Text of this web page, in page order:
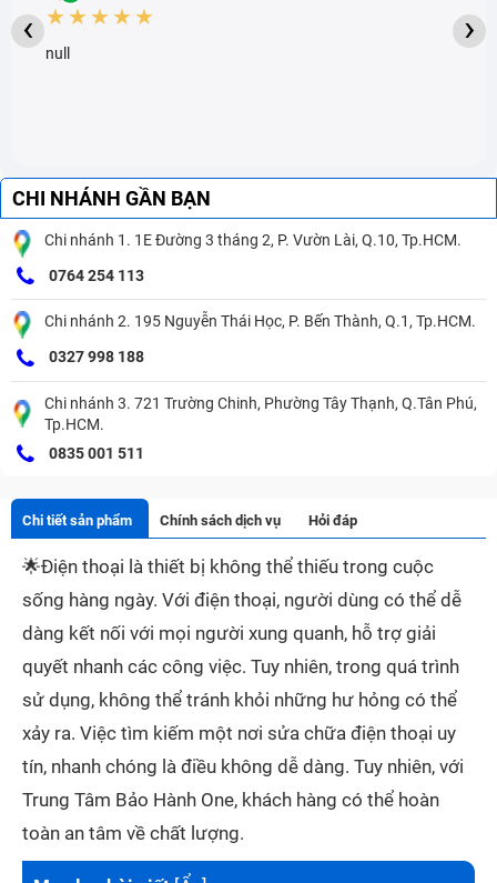
★★★★★
null
‹ ›
CHI NHÁNH GẦN BẠN
Chi nhánh 1. 1E Đường 3 tháng 2, P. Vườn Lài, Q.10, Tp.HCM.
0764 254 113
Chi nhánh 2. 195 Nguyễn Thái Học, P. Bến Thành, Q.1, Tp.HCM.
0327 998 188
Chi nhánh 3. 721 Trường Chinh, Phường Tây Thạnh, Q.Tân Phú,
Tp.HCM.
0835 001 511
Chi tiết sản phẩm Chính sách dịch vụ Hỏi đáp
🌟Điện thoại là thiết bị không thể thiếu trong cuộc
sống hàng ngày. Với điện thoại, người dùng có thể dễ
dàng kết nối với mọi người xung quanh, hỗ trợ giải
quyết nhanh các công việc. Tuy nhiên, trong quá trình
sử dụng, không thể tránh khỏi những hư hỏng có thể
xảy ra. Việc tìm kiếm một nơi sửa chữa điện thoại uy
tín, nhanh chóng là điều không dễ dàng. Tuy nhiên, với
Trung Tâm Bảo Hành One, khách hàng có thể hoàn
toàn an tâm về chất lượng.